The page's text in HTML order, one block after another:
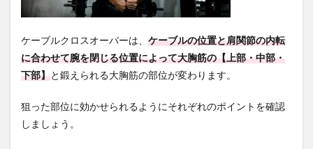
ーバーに
ついて多
6.1
ーブ
ロス
バー
ケーブルクロスオーバーは、 ケーブルの位置と肩関節の内転
に合わせて腕を閉じる位置によって大胸筋の【上部・中部・
下部】と鍛えられる大胸筋の部位が変わります。
狙った部位に効かせられるようにそれぞれのポイントを確認
しましょう。